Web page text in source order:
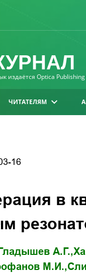
издаётся Optica
ЧИТАТЕЛЯМ
16
в
Гладышев А.Г.,
М.И.,